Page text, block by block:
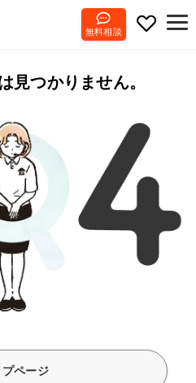
無料相談
見つかりません。
プページ